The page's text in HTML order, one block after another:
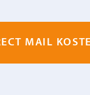
MAIL